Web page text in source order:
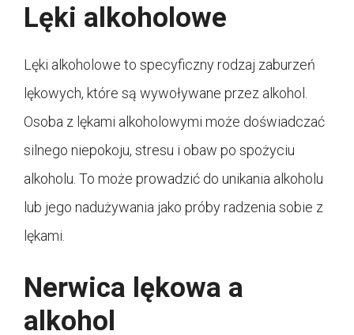
Lęki alkoholowe
Lęki alkoholowe to specyficzny rodzaj zaburzeń
lękowych, które są wywoływane przez alkohol.
Osoba z lękami alkoholowymi może doświadczać
silnego niepokoju, stresu i obaw po spożyciu
alkoholu. To może prowadzić do unikania alkoholu
lub jego nadużywania jako próby radzenia sobie z
lękami.
Nerwica lękowa a
alkohol